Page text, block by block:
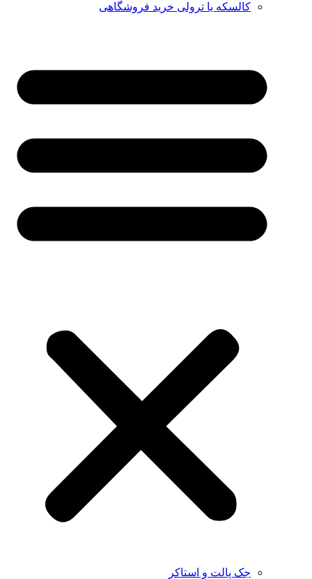
کالسکه یا ترولی خرید فروشگاهی
جک پالت و استاکر